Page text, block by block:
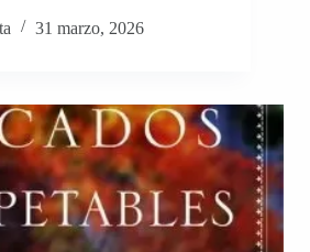
31 marzo, 2026